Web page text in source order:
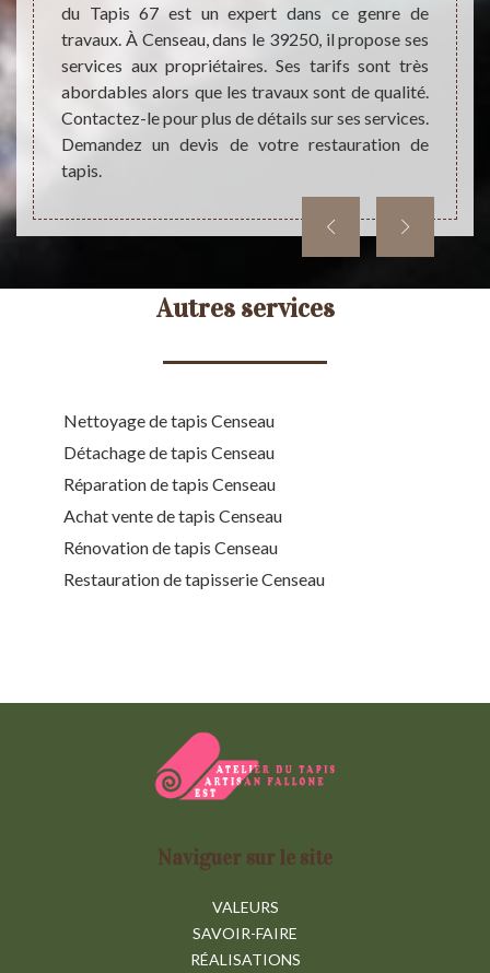
lui
si
du Tapis 67 est un expert dans ce genre de
travaux. À Censeau, dans le 39250, il propose ses
services aux propriétaires. Ses tarifs sont très
abordables alors que les travaux sont de qualité.
Contactez-le pour plus de détails sur ses services.
Demandez un devis de votre restauration de
tapis.
sont
de
Autres services
Nettoyage de tapis Censeau
Détachage de tapis Censeau
Réparation de tapis Censeau
Achat vente de tapis Censeau
Rénovation de tapis Censeau
Restauration de tapisserie Censeau
Naviguer sur le site
VALEURS
SAVOIR-FAIRE
RÉALISATIONS